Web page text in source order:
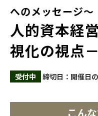
無料セミナー
導入事例・コラム
経営者の学び
経営支援
へのメッセージ～
人的資本経
視化の視点－
受付中 締切日：開催日
こん